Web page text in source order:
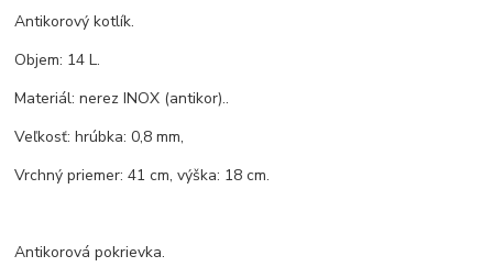
Antikorový kotlík.
Objem: 14 L.
Materiál: nerez INOX (antikor)..
Veľkosť: hrúbka: 0,8 mm,
Vrchný priemer: 41 cm, výška: 18 cm.
Antikorová pokrievka.